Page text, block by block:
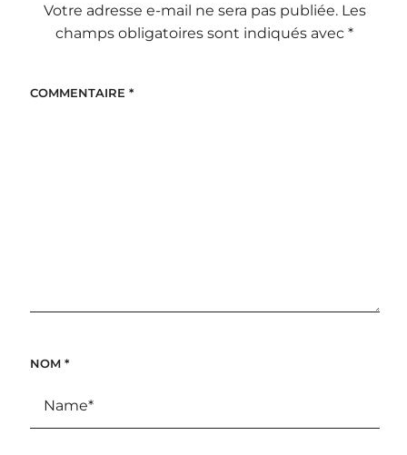
Votre adresse e-mail ne sera pas publiée. Les
champs obligatoires sont indiqués avec*
COMMENTAIRE *
NOM *